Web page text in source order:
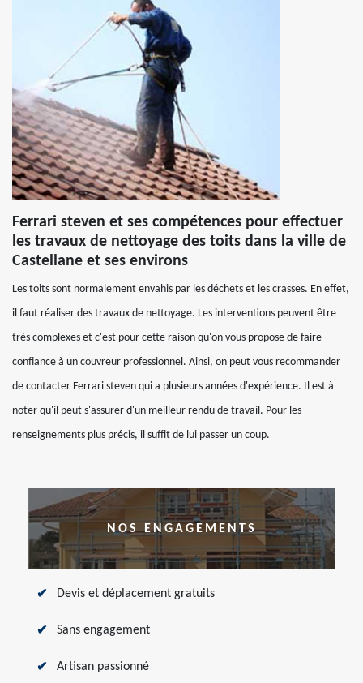
Ferrari steven et ses compétences pour effectuer
les travaux de nettoyage des toits dans la ville de
Castellane et ses environs
Les toits sont normalement envahis par les déchets et les crasses. En effet,
il faut réaliser des travaux de nettoyage. Les interventions peuvent être
très complexes et c'est pour cette raison qu'on vous propose de faire
confiance à un couvreur professionnel. Ainsi, on peut vous recommander
de contacter Ferrari steven qui a plusieurs années d'expérience. Il est à
noter qu'il peut s'assurer d'un meilleur rendu de travail. Pour les
renseignements plus précis, il suffit de lui passer un coup.
NOS ENGAGEMENTS
Devis et déplacement gratuits
Sans engagement
Artisan passionné